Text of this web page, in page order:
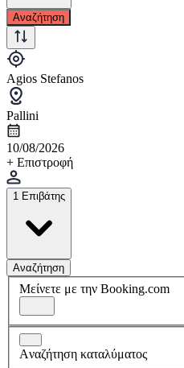
Αναζήτηση
Agios Stefanos
Pallini
10/08/2026
+ Επιστροφή
1 Επιβάτης
Αναζήτηση
Μείνετε με την Booking.com
Aναζήτηση καταλύματος